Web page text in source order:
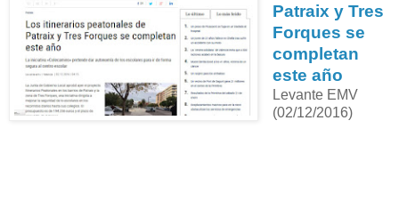
Patraix y Tres
Forques se
completan
este año
Levante EMV
(02/12/2016)